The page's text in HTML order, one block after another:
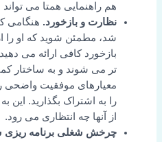
هم راهنمایی همتا می تواند
نظارت و بازخورد. هنگامی
شد، مطمئن شوید که او را
بازخورد کافی ارائه می
تر می شوند و به ساختار
معیارهای موفقیت واضحی
را به اشتراک بگذارید. این
از آنها چه انتظاری می رود.
چرخش شغلی برنامه ریزی